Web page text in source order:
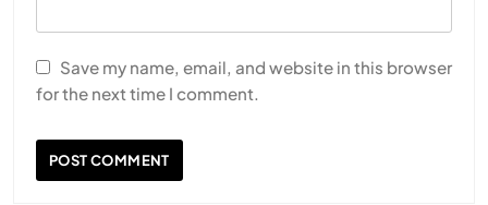
Save my name, email, and website in this browser
for the next time I comment.